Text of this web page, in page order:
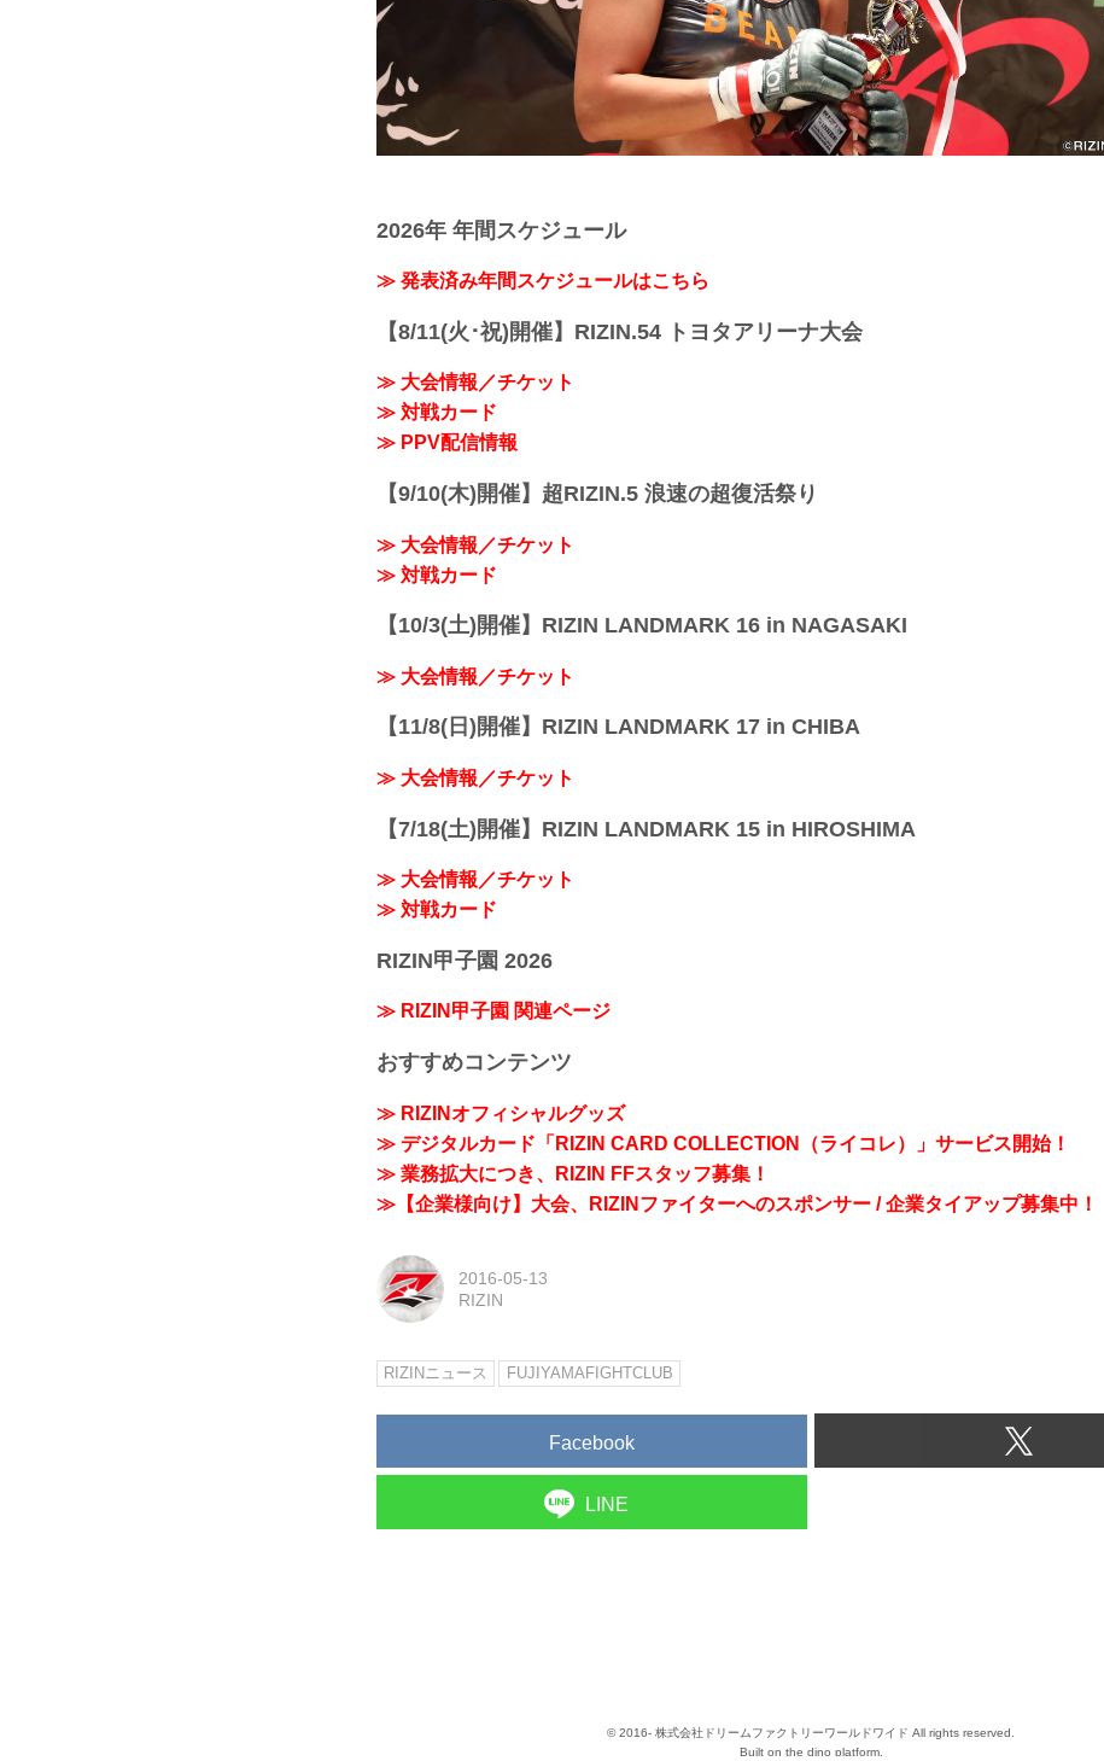
2026年 年間スケジュール
≫ 発表済み年間スケジュールはこちら
【8/11(火･祝)開催】RIZIN.54 トヨタアリーナ大会
≫ 大会情報／チケット
≫ 対戦カード
≫ PPV配信情報
【9/10(木)開催】超RIZIN.5 浪速の超復活祭り
≫ 大会情報／チケット
≫ 対戦カード
【10/3(土)開催】RIZIN LANDMARK 16 in NAGASAKI
≫ 大会情報／チケット
【11/8(日)開催】RIZIN LANDMARK 17 in CHIBA
≫ 大会情報／チケット
【7/18(土)開催】RIZIN LANDMARK 15 in HIROSHIMA
≫ 大会情報／チケット
≫ 対戦カード
RIZIN甲子園 2026
≫ RIZIN甲子園 関連ページ
おすすめコンテンツ
≫ RIZINオフィシャルグッズ
≫ デジタルカード「RIZIN CARD COLLECTION（ライコレ）」サービス開始！
≫ 業務拡大につき、RIZIN FFスタッフ募集！
≫【企業様向け】大会、RIZINファイターへのスポンサー / 企業タイアップ募集中！
2016-05-13
RIZIN
RIZINニュース FUJIYAMAFIGHTCLUB
Facebook
LINE
© 2016- 株式会社ドリームファクトリーワールドワイド All rights reserved.
Built on the dino platform.